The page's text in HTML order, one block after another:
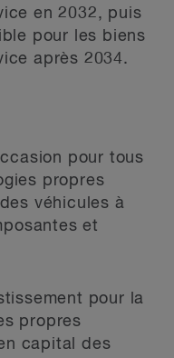
en 2032, puis
pour les biens
après 2034.
pour tous
propres
véhicules à
et
pour la
propres
capital des